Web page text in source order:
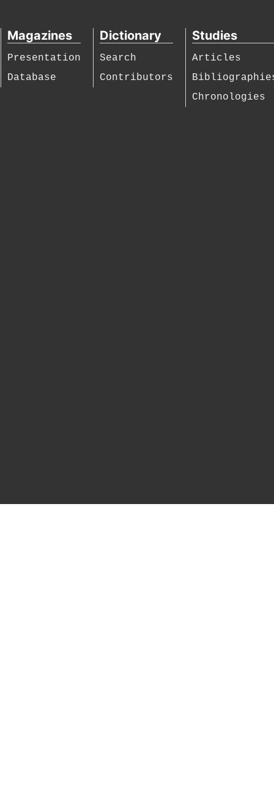
Magazines
Presentation
Database
Dictionary
Search
Contributors
Studies
Articles
Chronologies